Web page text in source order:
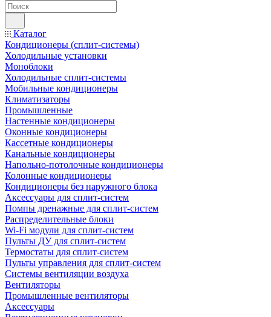
Каталог
Кондиционеры (сплит-системы)
Холодильные установки
Моноблоки
Холодильные сплит-системы
Мобильные кондиционеры
Климатизаторы
Промышленные
Настенные кондиционеры
Оконные кондиционеры
Кассетные кондиционеры
Канальные кондиционеры
Напольно-потолочные кондиционеры
Колонные кондиционеры
Кондиционеры без наружного блока
Аксессуары для сплит-систем
Помпы дренажные для сплит-систем
Распределительные блоки
Wi-Fi модули для сплит-систем
Пульты ДУ для сплит-систем
Термостаты для сплит-систем
Пульты управления для сплит-систем
Системы вентиляции воздуха
Вентиляторы
Промышленные вентиляторы
Аксессуары